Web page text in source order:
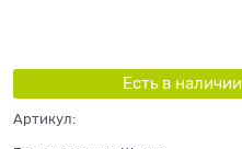
Есть в наличии
Артикул: